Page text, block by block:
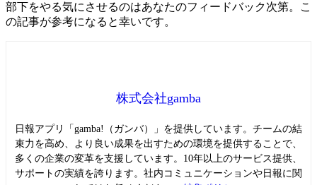
部下をやる気にさせるのはあなたのフィードバック次第。こ
の記事が参考になると幸いです。
株式会社gamba
日報アプリ「gamba!（ガンバ）」を提供しています。チームの結
束力を高め、より良い成果を出すための環境を提供することで、
多くの企業の変革を支援しています。10年以上のサービス提供、
サポートの実績を誇ります。社内コミュニケーションや日報に関